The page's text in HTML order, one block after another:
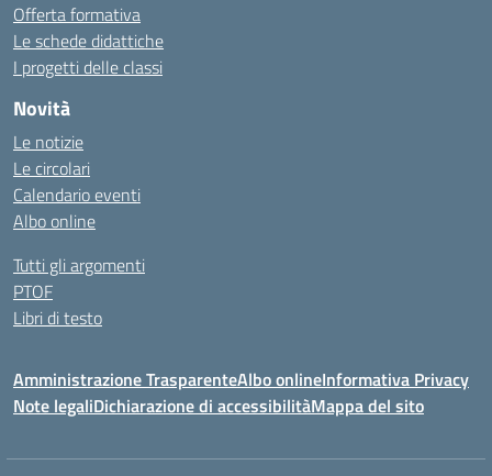
Offerta formativa
Le schede didattiche
I progetti delle classi
Novità
Le notizie
Le circolari
Calendario eventi
Albo online
Tutti gli argomenti
PTOF
Libri di testo
Amministrazione TrasparenteAlbo onlineInformativa Privacy
Note legaliDichiarazione di accessibilitàMappa del sito